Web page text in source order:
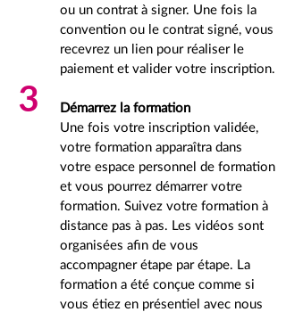
3
ou un contrat à signer. Une fois la
convention ou le contrat signé, vous
recevrez un lien pour réaliser le
paiement et valider votre inscription.
Démarrez la formation
Une fois votre inscription validée,
votre formation apparaîtra dans
votre espace personnel de formation
et vous pourrez démarrer votre
formation. Suivez votre formation à
distance pas à pas. Les vidéos sont
organisées afin de vous
accompagner étape par étape. La
formation a été conçue comme si
vous étiez en présentiel avec nous